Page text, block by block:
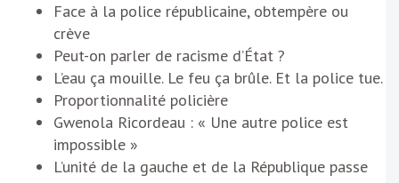
Face à la police républicaine, obtempère ou
crève
Peut-on parler de racisme d’État ?
L’eau ça mouille. Le feu ça brûle. Et la police tue.
Proportionnalité policière
Gwenola Ricordeau : « Une autre police est
impossible »
L’unité de la gauche et de la République passe